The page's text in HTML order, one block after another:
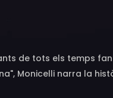
Silvio Bagolini, Ciccio
Di Marzio, Giacomo
Eleonora Nagy,
de tots els temps
Monicelli narra la
la feina. A "Le